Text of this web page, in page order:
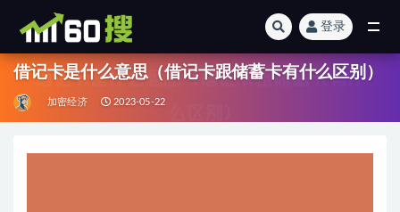
登录
借记卡是什么意思（借记卡跟储蓄卡有什么区别）
加密经济 2023-05-22